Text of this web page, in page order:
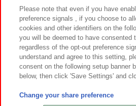
カスタマーハラスメント対応方針 よく
©Bandai Namco
©Bandai Namco
Please note that even if you have
preference signals , if you choose to
cookies and other identifiers on the
you will be deemed to have consented
regardless of the opt-out preference
understand and agree to this setting,
consent on the following setup banner
below, then click 'Save Settings' and
Change your share preference